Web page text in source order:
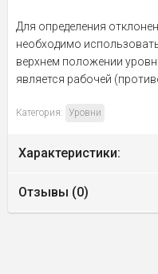
Для определения
необходимо
верхнем положении
является рабочей
Категория: Уровни
Характеристики:
Отзывы (0)